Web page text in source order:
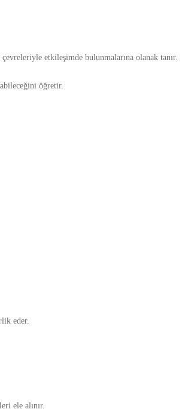
etkileşimde bulunmalarına olanak tanır.
öğretir.
eder.
ele alınır.